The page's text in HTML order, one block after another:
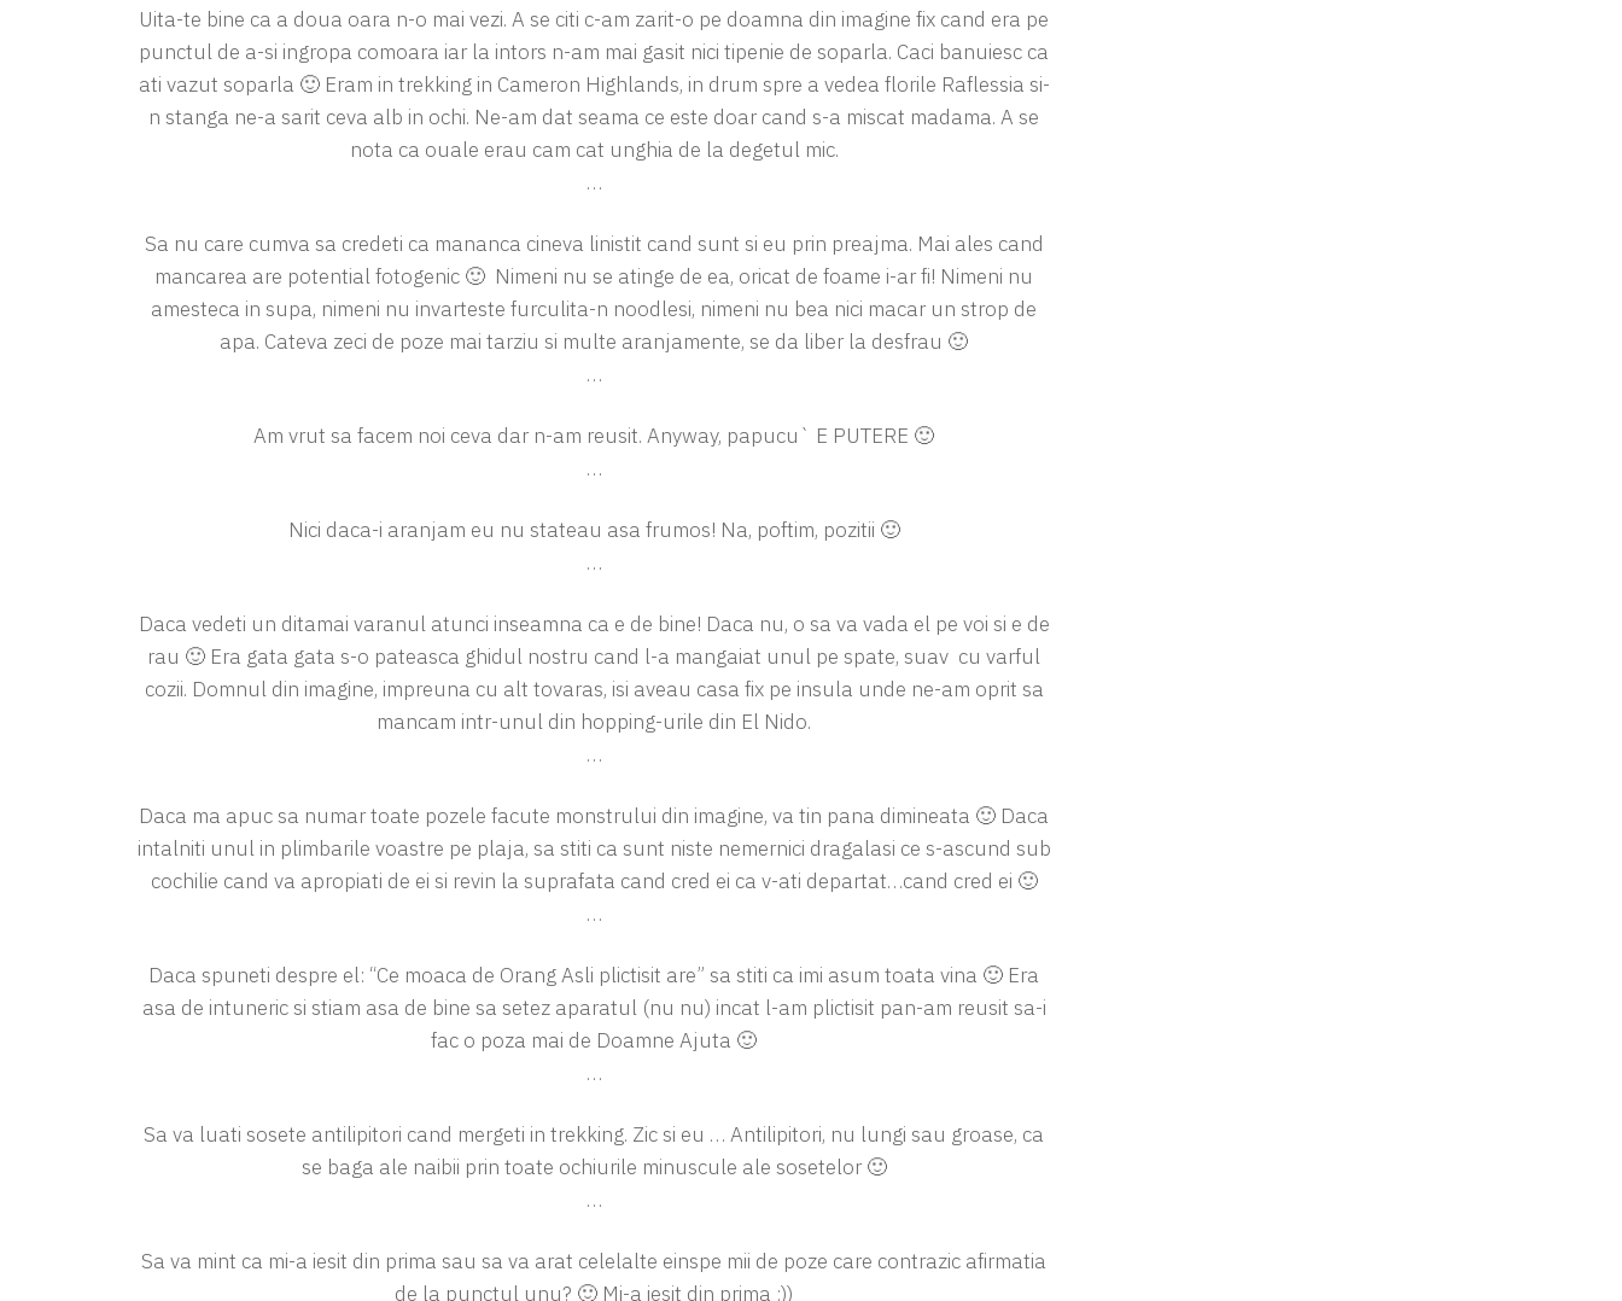
Uita-te bine ca a doua oara n-o mai vezi. A se citi c-am zarit-o pe doamna din imagine fix cand era pe
punctul de a-si ingropa comoara iar la intors n-am mai gasit nici tipenie de soparla. Caci banuiesc ca
ati vazut soparla 🙂 Eram in trekking in Cameron Highlands, in drum spre a vedea florile Raflessia si-
n stanga ne-a sarit ceva alb in ochi. Ne-am dat seama ce este doar cand s-a miscat madama. A se
nota ca ouale erau cam cat unghia de la degetul mic.
…
Sa nu care cumva sa credeti ca mananca cineva linistit cand sunt si eu prin preajma. Mai ales cand
mancarea are potential fotogenic 🙂 Nimeni nu se atinge de ea, oricat de foame i-ar fi! Nimeni nu
amesteca in supa, nimeni nu invarteste furculita-n noodlesi, nimeni nu bea nici macar un strop de
apa. Cateva zeci de poze mai tarziu si multe aranjamente, se da liber la desfrau 🙂
…
Am vrut sa facem noi ceva dar n-am reusit. Anyway, papucu` E PUTERE 🙂
…
Nici daca-i aranjam eu nu stateau asa frumos! Na, poftim, pozitii 🙂
…
Daca vedeti un ditamai varanul atunci inseamna ca e de bine! Daca nu, o sa va vada el pe voi si e de
rau 🙂 Era gata gata s-o pateasca ghidul nostru cand l-a mangaiat unul pe spate, suav cu varful
cozii. Domnul din imagine, impreuna cu alt tovaras, isi aveau casa fix pe insula unde ne-am oprit sa
mancam intr-unul din hopping-urile din El Nido.
…
Daca ma apuc sa numar toate pozele facute monstrului din imagine, va tin pana dimineata 🙂 Daca
intalniti unul in plimbarile voastre pe plaja, sa stiti ca sunt niste nemernici dragalasi ce s-ascund sub
cochilie cand va apropiati de ei si revin la suprafata cand cred ei ca v-ati departat…cand cred ei 🙂
…
Daca spuneti despre el: “Ce moaca de Orang Asli plictisit are” sa stiti ca imi asum toata vina 🙂 Era
asa de intuneric si stiam asa de bine sa setez aparatul (nu nu) incat l-am plictisit pan-am reusit sa-i
fac o poza mai de Doamne Ajuta 🙂
…
Sa va luati sosete antilipitori cand mergeti in trekking. Zic si eu … Antilipitori, nu lungi sau groase, ca
se baga ale naibii prin toate ochiurile minuscule ale sosetelor 🙂
…
Sa va mint ca mi-a iesit din prima sau sa va arat celelalte einspe mii de poze care contrazic afirmatia
de la punctul unu? 🙂 Mi-a iesit din prima :))